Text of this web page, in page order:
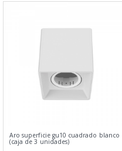
Aro superficie gu10 cuadrado blanco
(caja de 3 unidades)